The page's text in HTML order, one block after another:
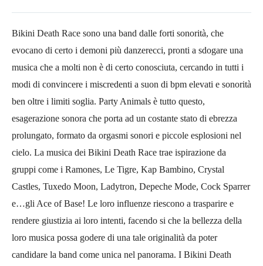
Bikini Death Race sono una band dalle forti sonorità, che
evocano di certo i demoni più danzerecci, pronti a sdogare una
musica che a molti non è di certo conosciuta, cercando in tutti i
modi di convincere i miscredenti a suon di bpm elevati e sonorità
ben oltre i limiti soglia. Party Animals è tutto questo,
esagerazione sonora che porta ad un costante stato di ebrezza
prolungato, formato da orgasmi sonori e piccole esplosioni nel
cielo. La musica dei Bikini Death Race trae ispirazione da
gruppi come i Ramones, Le Tigre, Kap Bambino, Crystal
Castles, Tuxedo Moon, Ladytron, Depeche Mode, Cock Sparrer
e…gli Ace of Base! Le loro influenze riescono a trasparire e
rendere giustizia ai loro intenti, facendo si che la bellezza della
loro musica possa godere di una tale originalità da poter
candidare la band come unica nel panorama. I Bikini Death